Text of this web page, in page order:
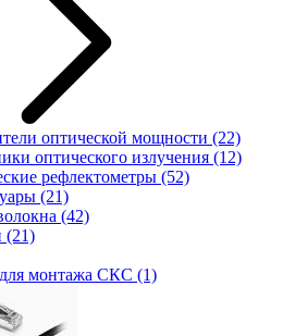
оптической мощности (22)
оптического излучения (12)
рефлектометры (52)
(21)
(42)
(21)
монтажа СКС (1)